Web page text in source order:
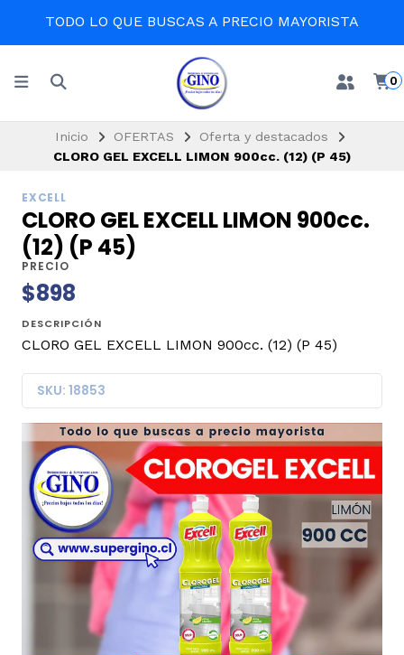
TODO LO QUE BUSCAS A PRECIO MAYORISTA
0
Inicio OFERTAS
Oferta y destacados
CLORO GEL EXCELL LIMON 900cc. (12) (P 45)
EXCELL
CLORO GEL EXCELL LIMON 900cc.
(12) (P 45)
PRECIO
$898
DESCRIPCIÓN
CLORO GEL EXCELL LIMON 900cc. (12) (P 45)
SKU: 18853